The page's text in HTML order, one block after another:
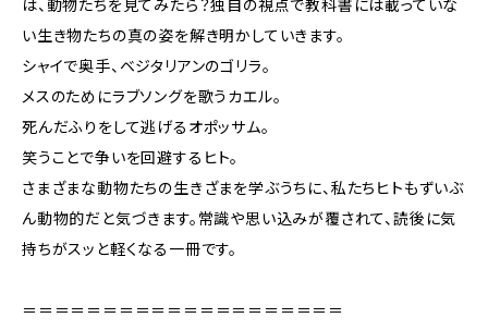
は、動物たちを見てみたら？独自の視点で教科書には載っていな
い生き物たちの真の姿を解き明かしていきます。
シャイで奥手、ベジタリアンのゴリラ。
メスのためにラブソングを歌うカエル。
死んだふりをして逃げるオポッサム。
笑うことで争いを回避するヒト。
さまざまな動物たちの生きざまを学ぶうちに、私たちヒトもずいぶ
ん動物的だと気づきます。常識や思い込みが覆されて、読後に気
持ちがスッと軽くなる一冊です。
＝＝＝＝＝＝＝＝＝＝＝＝＝＝＝＝＝＝＝＝